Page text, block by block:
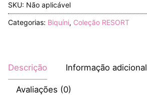
SKU: Não aplicável
Categorias: Biquíni, Coleção RESORT
Descrição Informação adicional
Avaliações (0)